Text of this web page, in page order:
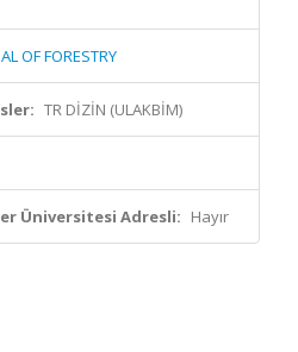
OF FORESTRY
TR DİZİN (ULAKBİM)
Üniversitesi Adresli: Hayır